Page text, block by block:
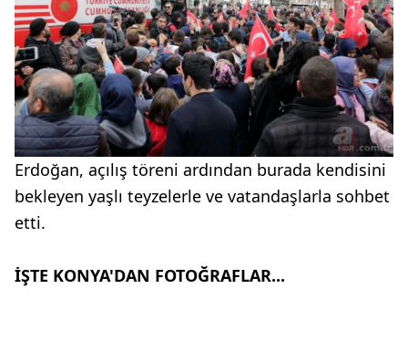
Erdoğan, açılış töreni ardından burada kendisini
bekleyen yaşlı teyzelerle ve vatandaşlarla sohbet
etti.
İŞTE KONYA'DAN FOTOĞRAFLAR...